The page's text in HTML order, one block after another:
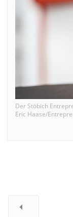
Der Stöbich
Eric Haase/